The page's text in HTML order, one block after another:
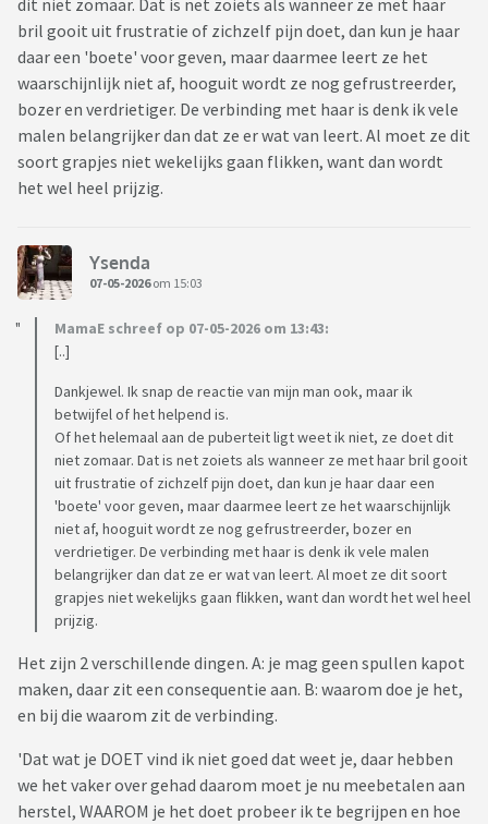
dit niet zomaar. Dat is net zoiets als wanneer ze met haar
bril gooit uit frustratie of zichzelf pijn doet, dan kun je haar
daar een 'boete' voor geven, maar daarmee leert ze het
waarschijnlijk niet af, hooguit wordt ze nog gefrustreerder,
bozer en verdrietiger. De verbinding met haar is denk ik vele
malen belangrijker dan dat ze er wat van leert. Al moet ze dit
soort grapjes niet wekelijks gaan flikken, want dan wordt
het wel heel prijzig.
Ysenda
07-05-2026om 15:03
MamaE schreef op 07-05-2026 om 13:43:
[..]
Dankjewel. Ik snap de reactie van mijn man ook, maar ik
betwijfel of het helpend is.
Of het helemaal aan de puberteit ligt weet ik niet, ze doet dit
niet zomaar. Dat is net zoiets als wanneer ze met haar bril gooit
uit frustratie of zichzelf pijn doet, dan kun je haar daar een
'boete' voor geven, maar daarmee leert ze het waarschijnlijk
niet af, hooguit wordt ze nog gefrustreerder, bozer en
verdrietiger. De verbinding met haar is denk ik vele malen
belangrijker dan dat ze er wat van leert. Al moet ze dit soort
grapjes niet wekelijks gaan flikken, want dan wordt het wel heel
prijzig.
Het zijn 2 verschillende dingen. A: je mag geen spullen kapot
maken, daar zit een consequentie aan. B: waarom doe je het,
en bij die waarom zit de verbinding.
'Dat wat je DOET vind ik niet goed dat weet je, daar hebben
we het vaker over gehad daarom moet je nu meebetalen aan
herstel, WAAROM je het doet probeer ik te begrijpen en hoe